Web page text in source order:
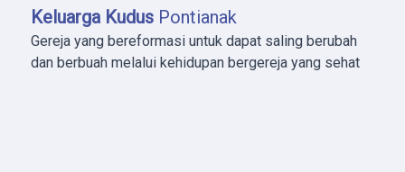
Keluarga Kudus Pontianak
Gereja yang bereformasi untuk dapat saling berubah
dan berbuah melalui kehidupan bergereja yang sehat